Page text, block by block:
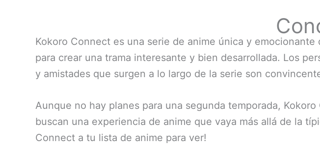
Kokoro Connect es una serie de anime única y
para crear una trama interesante y bien desarrollada. Los
y amistades que surgen a lo largo de la serie son
Aunque no hay planes para una segunda temporada,
buscan una experiencia de anime que vaya más allá de la
Connect a tu lista de anime para ver!